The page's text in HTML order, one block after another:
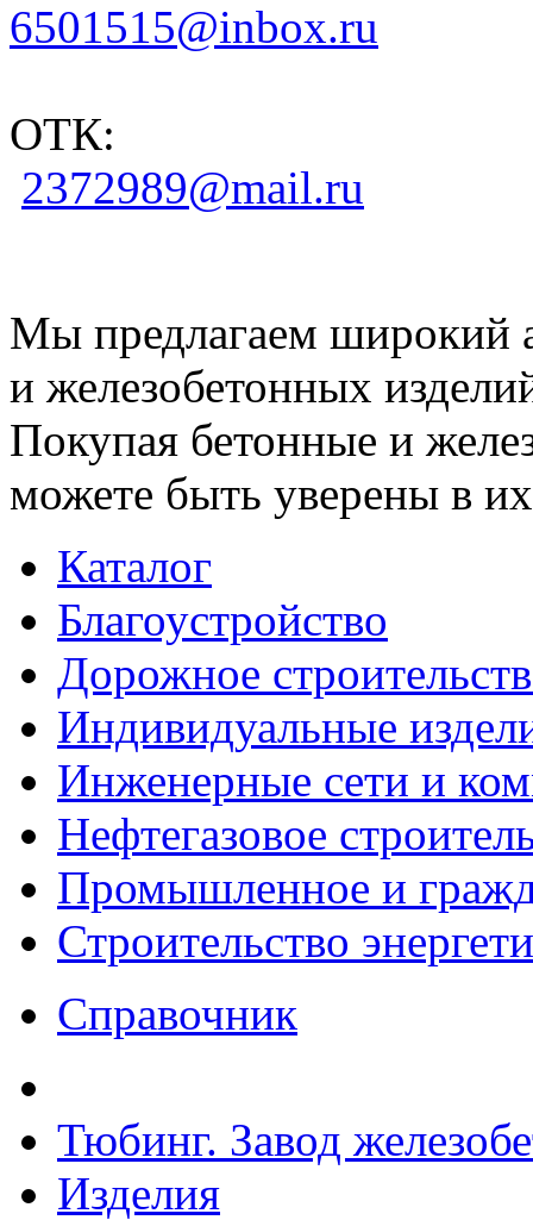
6501515@inbox.ru
ОТК:
2372989@mail.ru
Мы предлагаем широкий
и железобетонных
Покупая бетонные и
можете быть уверены в их
Каталог
Благоустройство
Дорожное
Индивидуальные
Инженерные сети и
Нефтегазовое
Промышленное и
Строительство
Справочник
Тюбинг. Завод
Изделия